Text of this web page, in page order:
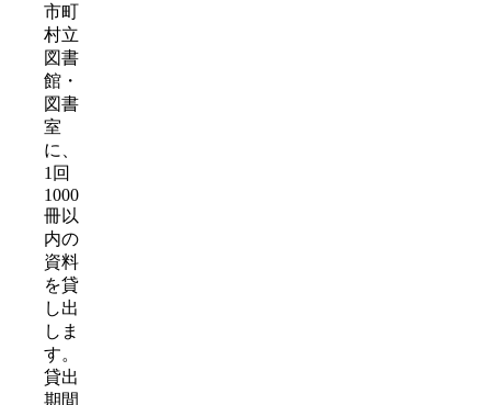
市町
村立
図書
館・
図書
室
に、
1回
1000
冊以
内の
資料
を貸
し出
しま
す。
貸出
期間